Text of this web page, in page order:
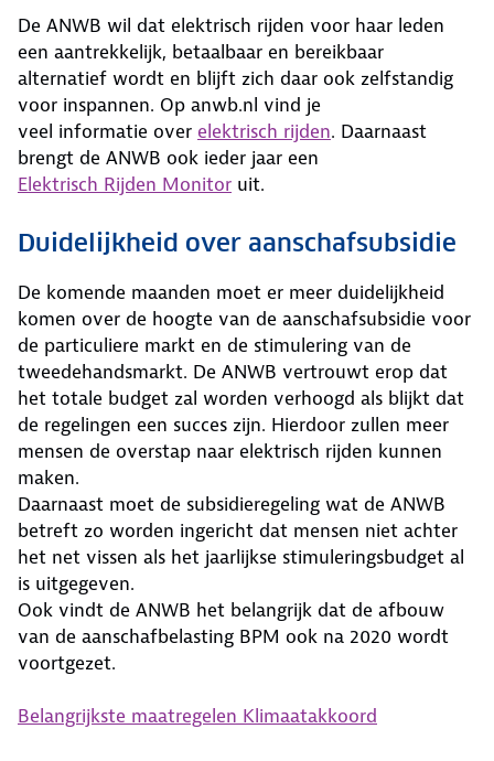
De ANWB wil dat elektrisch rijden voor haar leden
een aantrekkelijk, betaalbaar en bereikbaar
alternatief wordt en blijft zich daar ook zelfstandig
voor inspannen. Op anwb.nl vind je
veel informatie over elektrisch rijden. Daarnaast
brengt de ANWB ook ieder jaar een
Elektrisch Rijden Monitor uit.
Duidelijkheid over aanschafsubsidie
De komende maanden moet er meer duidelijkheid
komen over de hoogte van de aanschafsubsidie voor
de particuliere markt en de stimulering van de
tweedehandsmarkt. De ANWB vertrouwt erop dat
het totale budget zal worden verhoogd als blijkt dat
de regelingen een succes zijn. Hierdoor zullen meer
mensen de overstap naar elektrisch rijden kunnen
maken.
Daarnaast moet de subsidieregeling wat de ANWB
betreft zo worden ingericht dat mensen niet achter
het net vissen als het jaarlijkse stimuleringsbudget al
is uitgegeven.
Ook vindt de ANWB het belangrijk dat de afbouw
van de aanschafbelasting BPM ook na 2020 wordt
voortgezet.
Belangrijkste maatregelen Klimaatakkoord